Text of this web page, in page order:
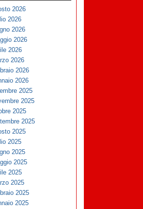
2026
2026
2026
2026
2026
2026
2026
2026
2025
2025
2025
2025
2025
2025
2025
2025
2025
2025
2025
2025